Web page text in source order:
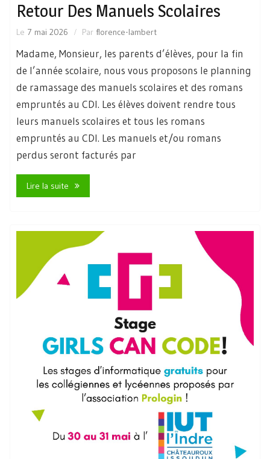
Retour Des Manuels Scolaires
Le 7 mai 2026 Par florence-lambert
Madame, Monsieur, les parents d’élèves, pour la fin
de l’année scolaire, nous vous proposons le planning
de ramassage des manuels scolaires et des romans
empruntés au CDI. Les élèves doivent rendre tous
leurs manuels scolaires et tous les romans
empruntés au CDI. Les manuels et/ou romans
perdus seront facturés par
Lire la suite